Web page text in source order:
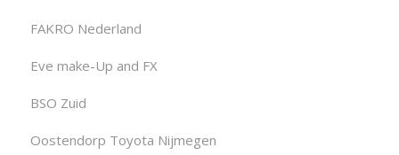
FAKRO Nederland
Eve make-Up and FX
BSO Zuid
Oostendorp Toyota Nijmegen